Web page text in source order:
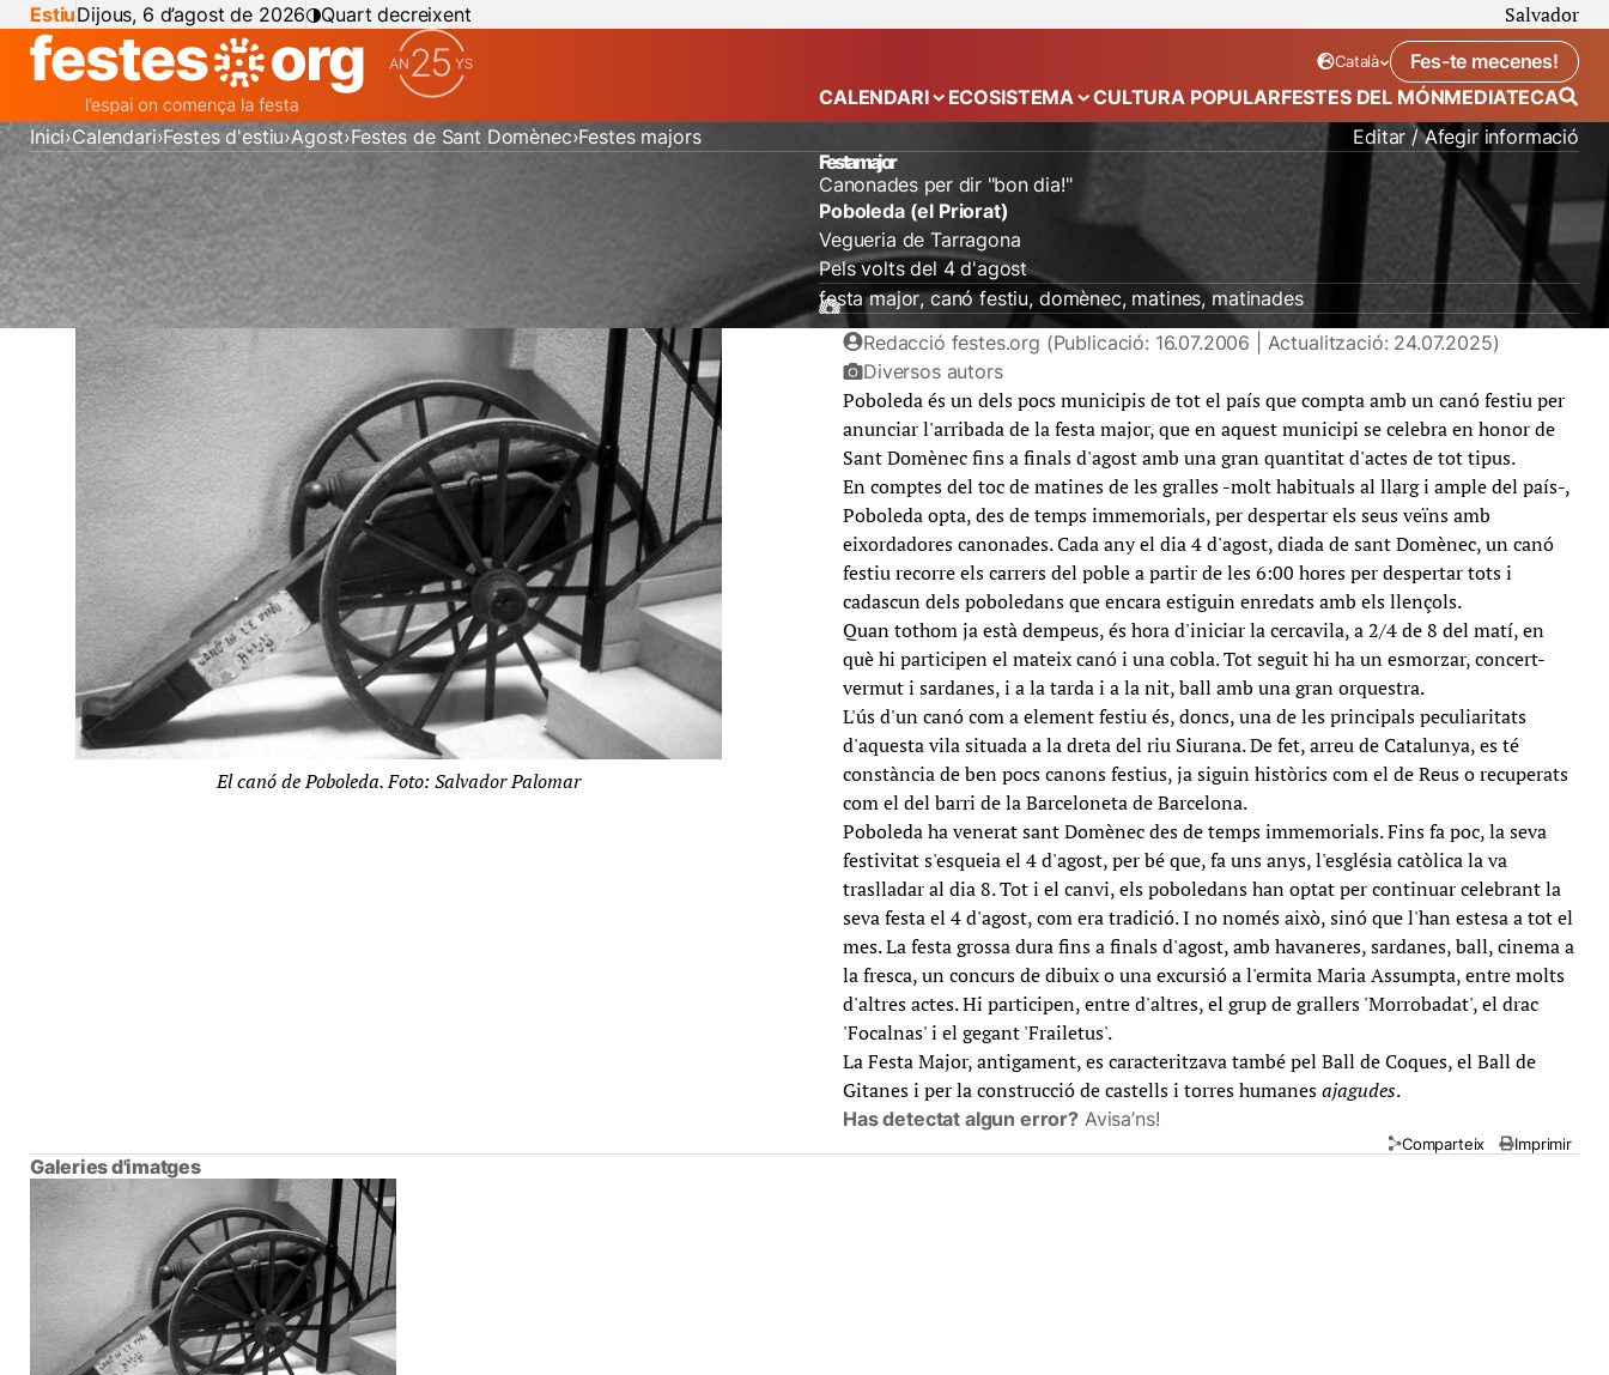
EstiuDijous, 6 d’agost de 2026 Quart decreixent Salvador
Idioma seleccionat:
Català
. Canviar idiomaFes-te mecenes!
CALENDARI Mostra el submenú de “Calendari”
ECOSISTEMA Mostra el submenú de “Ecosistema”
CULTURA POPULARFESTES DEL MÓNMEDIATECA
Inici Calendari Festes d'estiu Agost Festes de Sant Domènec Festes majors
Editar / Afegir informació
Festa major
Canonades per dir "bon dia!"
Poboleda (el Priorat)
Vegueria de Tarragona
Pels volts del 4 d'agost
festa major canó festiu domènec matines matinades
Redacció festes.org (Publicació: 16.07.2006 | Actualització: 24.07.2025)
Diversos autors
Poboleda és un dels pocs municipis de tot el país que compta amb un canó festiu per
anunciar l'arribada de la festa major, que en aquest municipi se celebra en honor de
Sant Domènec fins a finals d'agost amb una gran quantitat d'actes de tot tipus.
En comptes del toc de matines de les gralles -molt habituals al llarg i ample del país-,
Poboleda opta, des de temps immemorials, per despertar els seus veïns amb
eixordadores canonades. Cada any el dia 4 d'agost, diada de sant Domènec, un canó
festiu recorre els carrers del poble a partir de les 6:00 hores per despertar tots i
cadascun dels poboledans que encara estiguin enredats amb els llençols.
Quan tothom ja està dempeus, és hora d'iniciar la cercavila, a 2/4 de 8 del matí, en
què hi participen el mateix canó i una cobla. Tot seguit hi ha un esmorzar, concert-
vermut i sardanes, i a la tarda i a la nit, ball amb una gran orquestra.
L'ús d'un canó com a element festiu és, doncs, una de les principals peculiaritats
d'aquesta vila situada a la dreta del riu Siurana. De fet, arreu de Catalunya, es té
constància de ben pocs canons festius, ja siguin històrics com el de Reus o recuperats
com el del barri de la Barceloneta de Barcelona.
Poboleda ha venerat sant Domènec des de temps immemorials. Fins fa poc, la seva
festivitat s'esqueia el 4 d'agost, per bé que, fa uns anys, l'església catòlica la va
traslladar al dia 8. Tot i el canvi, els poboledans han optat per continuar celebrant la
seva festa el 4 d'agost, com era tradició. I no només això, sinó que l'han estesa a tot el
mes. La festa grossa dura fins a finals d'agost, amb havaneres, sardanes, ball, cinema a
la fresca, un concurs de dibuix o una excursió a l'ermita Maria Assumpta, entre molts
d'altres actes. Hi participen, entre d'altres, el grup de grallers 'Morrobadat', el drac
'Focalnas' i el gegant 'Frailetus'.
La Festa Major, antigament, es caracteritzava també pel Ball de Coques, el Ball de
Gitanes i per la construcció de castells i torres humanesajagudes.
Has detectat algun error? Avisa’ns!
Comparteix Imprimir
El canó de Poboleda. Foto: Salvador Palomar
Galeries d'imatges